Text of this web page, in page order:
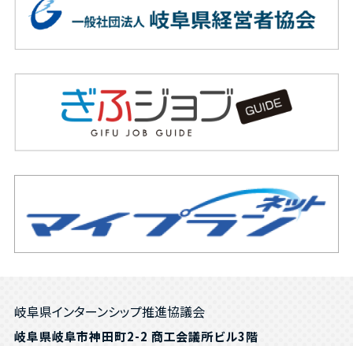
岐阜県インターンシップ推進協議会
岐阜県岐阜市神田町2-2 商工会議所ビル3階